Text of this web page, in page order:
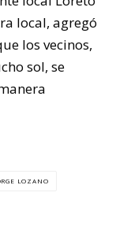
local, agregó
los vecinos,
sol, se
LOZANO